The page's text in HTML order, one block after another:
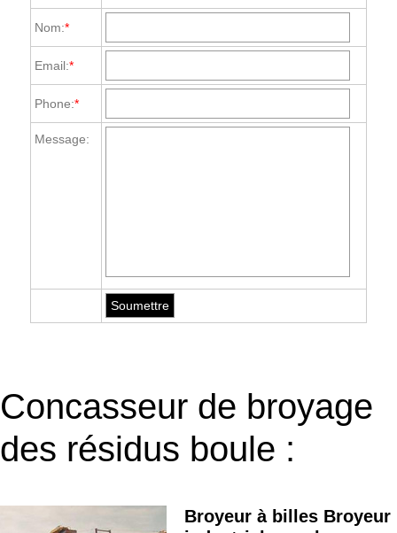
Nom:*
Email:*
Phone:*
Message:
Concasseur de broyage
des résidus boule :
Broyeur à billes Broyeur